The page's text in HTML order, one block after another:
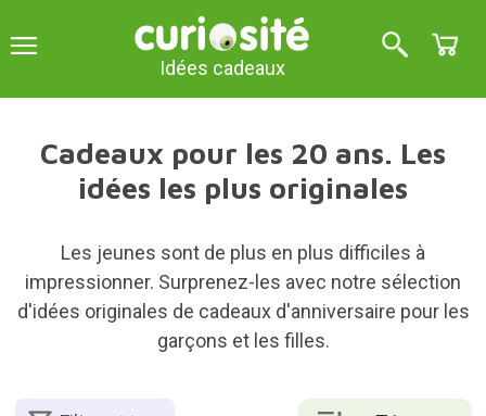
Idées cadeaux
Cadeaux pour les 20 ans. Les
idées les plus originales
Les jeunes sont de plus en plus difficiles à
impressionner. Surprenez-les avec notre sélection
d'idées originales de cadeaux d'anniversaire pour les
garçons et les filles.